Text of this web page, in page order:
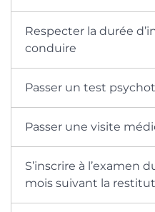
Respecter la durée
conduire
Passer un test
Passer une visite
S’inscrire à l’examen
mois suivant la